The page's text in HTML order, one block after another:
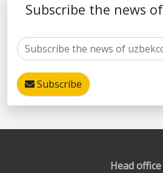
Subscribe the news
Subscribe
Head office